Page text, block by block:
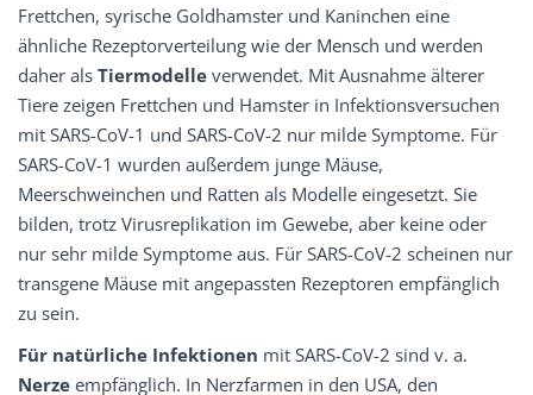
Frettchen, syrische Goldhamster und Kaninchen eine
ähnliche Rezeptorverteilung wie der Mensch und werden
daher als Tiermodelle verwendet. Mit Ausnahme älterer
Tiere zeigen Frettchen und Hamster in Infektionsversuchen
mit SARS-CoV-1 und SARS-CoV-2 nur milde Symptome. Für
SARS-CoV-1 wurden außerdem junge Mäuse,
Meerschweinchen und Ratten als Modelle eingesetzt. Sie
bilden, trotz Virusreplikation im Gewebe, aber keine oder
nur sehr milde Symptome aus. Für SARS-CoV-2 scheinen nur
transgene Mäuse mit angepassten Rezeptoren empfänglich
zu sein.
Für natürliche Infektionen mit SARS-CoV-2 sind v. a.
Nerze empfänglich. In Nerzfarmen in den USA, den